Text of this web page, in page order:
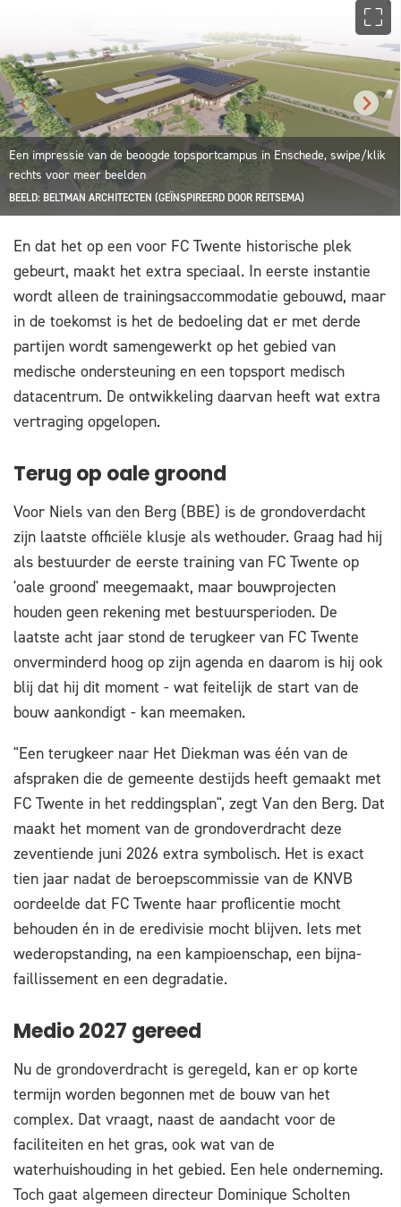
Een impressie van de beoogde topsportcampus in Enschede, swipe/klik
rechts voor meer beelden
BEELD: BELTMAN ARCHITECTEN (GEÏNSPIREERD DOOR REITSEMA)
En dat het op een voor FC Twente historische plek
gebeurt, maakt het extra speciaal. In eerste instantie
wordt alleen de trainingsaccommodatie gebouwd, maar
in de toekomst is het de bedoeling dat er met derde
partijen wordt samengewerkt op het gebied van
medische ondersteuning en een topsport medisch
datacentrum. De ontwikkeling daarvan heeft wat extra
vertraging opgelopen.
Terug op oale groond
Voor Niels van den Berg (BBE) is de grondoverdacht
zijn laatste officiële klusje als wethouder. Graag had hij
als bestuurder de eerste training van FC Twente op
'oale groond' meegemaakt, maar bouwprojecten
houden geen rekening met bestuursperioden. De
laatste acht jaar stond de terugkeer van FC Twente
onverminderd hoog op zijn agenda en daarom is hij ook
blij dat hij dit moment - wat feitelijk de start van de
bouw aankondigt - kan meemaken.
"Een terugkeer naar Het Diekman was één van de
afspraken die de gemeente destijds heeft gemaakt met
FC Twente in het reddingsplan", zegt Van den Berg. Dat
maakt het moment van de grondoverdracht deze
zeventiende juni 2026 extra symbolisch. Het is exact
tien jaar nadat de beroepscommissie van de KNVB
oordeelde dat FC Twente haar proflicentie mocht
behouden én in de eredivisie mocht blijven. Iets met
wederopstanding, na een kampioenschap, een bijna-
faillissement en een degradatie.
Medio 2027 gereed
Nu de grondoverdracht is geregeld, kan er op korte
termijn worden begonnen met de bouw van het
complex. Dat vraagt, naast de aandacht voor de
faciliteiten en het gras, ook wat van de
waterhuishouding in het gebied. Een hele onderneming.
Toch gaat algemeen directeur Dominique Scholten